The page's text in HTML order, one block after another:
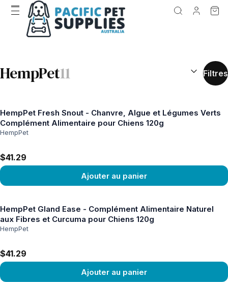
HempPet11 RÉSULTATS
Filtres
HempPet Fresh Snout - Chanvre, Algue et Légumes Verts
Complément Alimentaire pour Chiens 120g
HempPet
$41.29
Ajouter au panier
HempPet Gland Ease - Complément Alimentaire Naturel
aux Fibres et Curcuma pour Chiens 120g
HempPet
$41.29
Ajouter au panier